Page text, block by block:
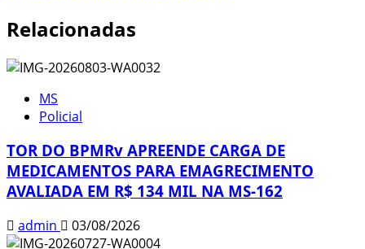
Relacionadas
MS
Policial
TOR DO BPMRv APREENDE CARGA DE
MEDICAMENTOS PARA EMAGRECIMENTO
AVALIADA EM R$ 134 MIL NA MS-162
admin 03/08/2026